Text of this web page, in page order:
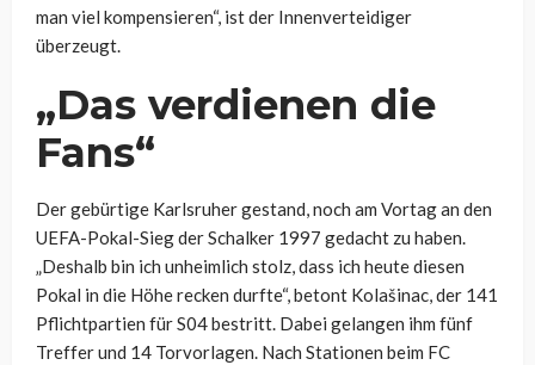
man viel kompensieren“, ist der Innenverteidiger
überzeugt.
„Das verdienen die
Fans“
Der gebürtige Karlsruher gestand, noch am Vortag an den
UEFA-Pokal-Sieg der Schalker 1997 gedacht zu haben.
„Deshalb bin ich unheimlich stolz, dass ich heute diesen
Pokal in die Höhe recken durfte“, betont Kolašinac, der 141
Pflichtpartien für S04 bestritt. Dabei gelangen ihm fünf
Treffer und 14 Torvorlagen. Nach Stationen beim FC